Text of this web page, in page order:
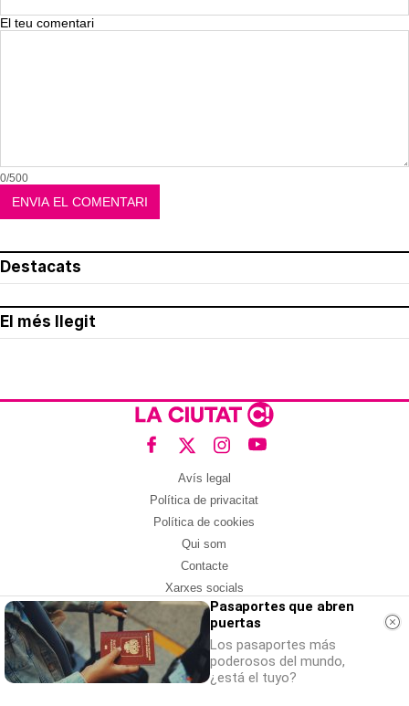
El teu comentari
0/500
Destacats
El més llegit
Avís legal
Política de privacitat
Política de cookies
Qui som
Contacte
Xarxes socials
Amb col·laboració de:
Pasaportes que abren
puertas
Los pasaportes más
poderosos del mundo,
¿está el tuyo?